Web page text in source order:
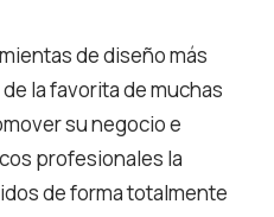
de diseño más
la favorita de muchas
su negocio e
profesionales la
de forma totalmente